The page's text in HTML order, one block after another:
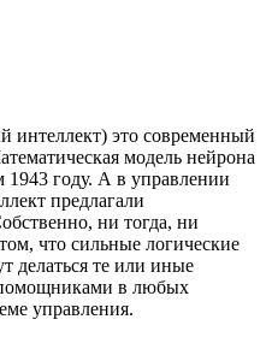
это современный
модель нейрона
1943 году. А в управлении
предлагали
ни тогда, ни
что сильные логические
делаться те или иные
в любых
управления.